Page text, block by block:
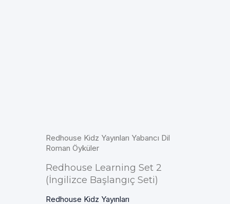
Redhouse Kidz Yayınları Yabancı Dil
Roman Öyküler
Redhouse Learning Set 2
(İngilizce Başlangıç Seti)
Redhouse Kidz Yayınları